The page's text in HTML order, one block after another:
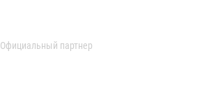
Официальный партнер